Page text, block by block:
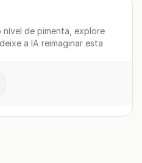
nível de pimenta, explore
a IA reimaginar esta